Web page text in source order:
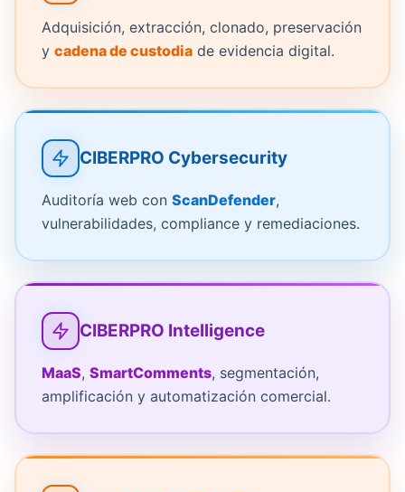
Adquisición, extracción, clonado, preservación
y cadena de custodiade evidencia digital.
CIBERPRO Cybersecurity
Auditoría web con ScanDefender,
vulnerabilidades, compliance y remediaciones.
CIBERPRO Intelligence
MaaS, SmartComments, segmentación,
amplificación y automatización comercial.